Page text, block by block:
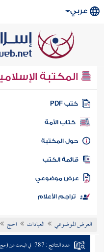
عربي
المكتبة
كتب PDF
كتاب الأمة
المكتبة
الكتب
موضوعي
تراجم الأعلام
العرض الموضوعي العبادات الحج
عدد النتائج : 787 في البحث عن